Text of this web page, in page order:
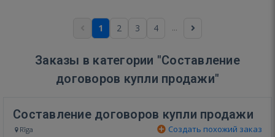
1 2 3 4 ...
Заказы в категории "Составление
договоров купли продажи"
Составление договоров купли продажи
Rīga Создать похожий заказ